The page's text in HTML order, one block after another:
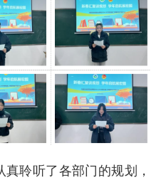
聆听了各部门的规划，